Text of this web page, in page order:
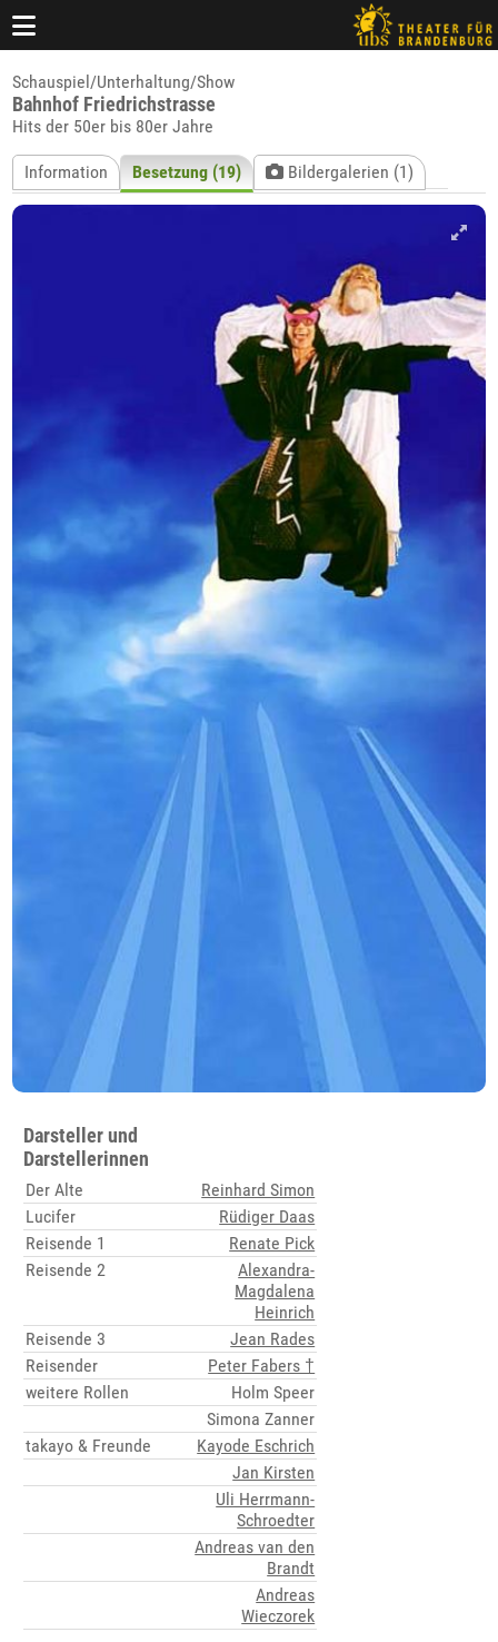
Schauspiel/Unterhaltung/Show
Bahnhof Friedrichstrasse
Hits der 50er bis 80er Jahre
Information Besetzung (19) Bildergalerien (1)
Darsteller und
Darstellerinnen
Der Alte
Reinhard Simon
Lucifer
Rüdiger Daas
Reisende 1
Renate Pick
Reisende 2
Alexandra-
Magdalena
Heinrich
Reisende 3
Jean Rades
Reisender
Peter Fabers †
weitere Rollen
Holm Speer
Simona Zanner
takayo & Freunde
Kayode Eschrich
Jan Kirsten
Uli Herrmann-
Schroedter
Andreas van den
Brandt
Andreas
Wieczorek